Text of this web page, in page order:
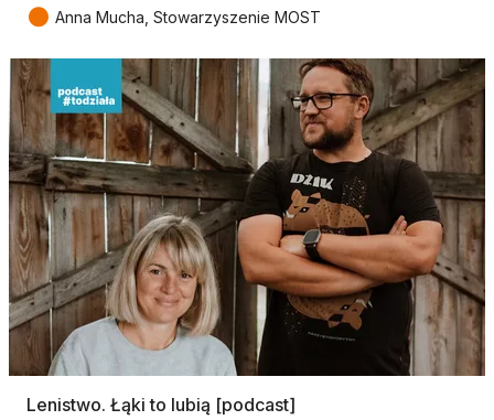
● Anna Mucha, Stowarzyszenie MOST
Lenistwo. Łąki to lubią [podcast]